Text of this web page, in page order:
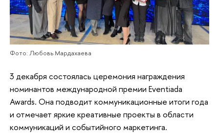
Фото: Любовь Мардахаева
3 декабря состоялась церемония награждения
номинантов международной премии Eventiada
Awards. Она подводит коммуникационные итоги года
и отмечает яркие креативные проекты в области
коммуникаций и событийного маркетинга.